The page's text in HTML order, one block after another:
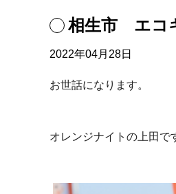
相生市 エコ
2022年04月28日
お世話になります。
オレンジナイトの上田で